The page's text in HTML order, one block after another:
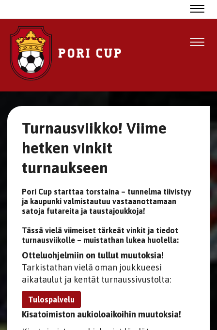
Turnausviikko! Viime
hetken vinkit
turnaukseen
Pori Cup starttaa torstaina – tunnelma tiivistyy
ja kaupunki valmistautuu vastaanottamaan
satoja futareita ja taustajoukkoja!
​​​​​​​Tässä vielä viimeiset tärkeät vinkit ja tiedot
turnausviikolle – muistathan lukea huolella:
Otteluohjelmiin on tullut muutoksia!
Tarkistathan vielä oman joukkueesi
aikataulut ja kentät turnaussivustolta:
Tulospalvelu
Kisatoimiston aukioloaikoihin muutoksia!